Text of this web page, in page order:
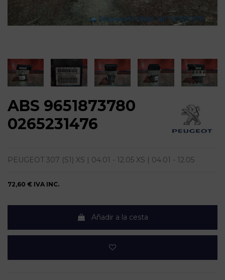
ABS 9651873780
0265231476
PEUGEOT 307 (S1) XS | 04.01 - 12.05 XS | 04.01 - 12.05
72,60 € IVA INC.
Añadir a la cesta